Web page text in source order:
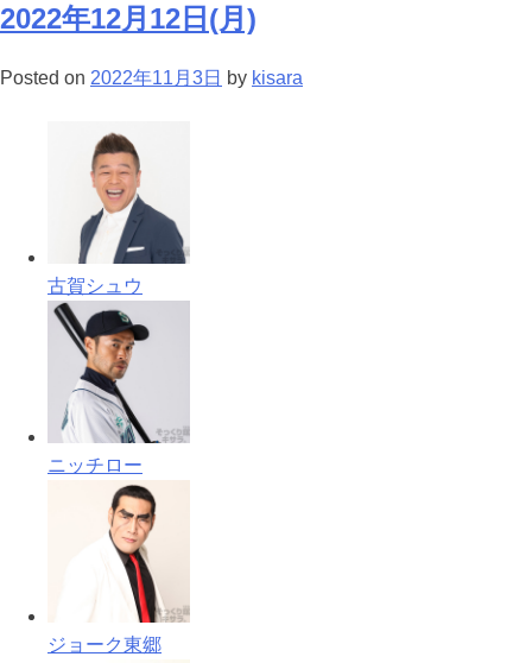
2022年12月12日(月)
Posted on 2022年11月3日 by kisara
古賀シュウ
ニッチロー
ジョーク東郷